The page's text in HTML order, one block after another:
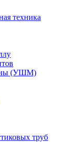
техника
(УШМ)
труб